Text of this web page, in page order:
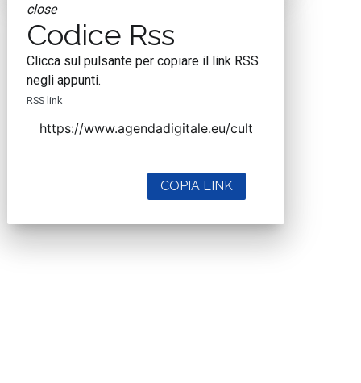
close
Codice Rss
Clicca sul pulsante per copiare il link RSS
negli appunti.
RSS link
COPIA LINK